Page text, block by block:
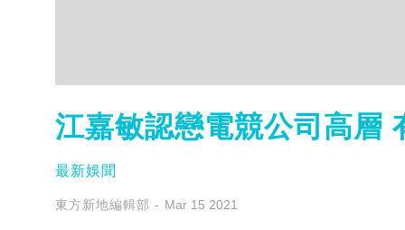
江嘉敏認戀電競公司高層
最新娛聞
東方新地編輯部 Mar 15 2021